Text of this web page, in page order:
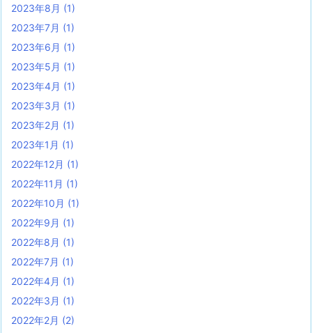
2023年8月 (1)
2023年7月 (1)
2023年6月 (1)
2023年5月 (1)
2023年4月 (1)
2023年3月 (1)
2023年2月 (1)
2023年1月 (1)
2022年12月 (1)
2022年11月 (1)
2022年10月 (1)
2022年9月 (1)
2022年8月 (1)
2022年7月 (1)
2022年4月 (1)
2022年3月 (1)
2022年2月 (2)